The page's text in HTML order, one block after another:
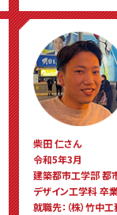
柴田 仁さん
令和5年3月
建築都市工学部 都
デザイン工学科 卒業
就職先：（株）竹中